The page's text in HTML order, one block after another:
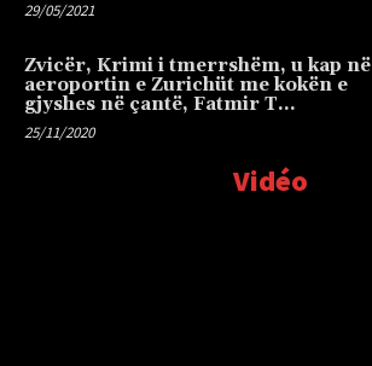
29/05/2021
Zvicër, Krimi i tmerrshëm, u kap në
aeroportin e Zurichüt me kokën e
gjyshes në çantë, Fatmir T…
25/11/2020
Vidéo